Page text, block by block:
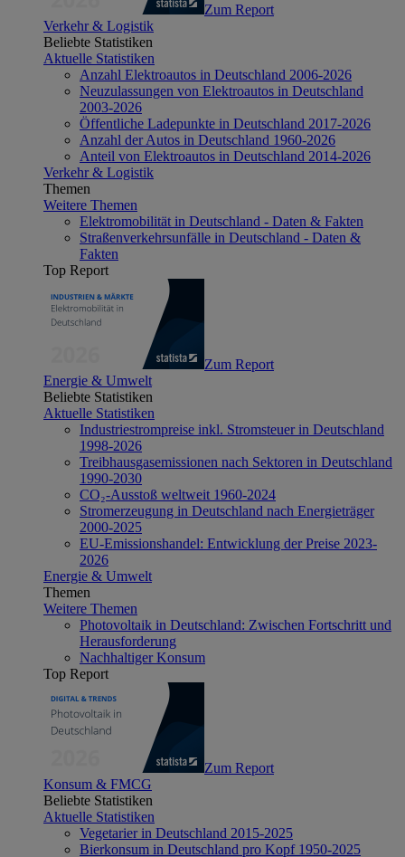
Zum Report
Verkehr & Logistik
Beliebte Statistiken
Aktuelle Statistiken
Anzahl Elektroautos in Deutschland 2006-2026
Neuzulassungen von Elektroautos in Deutschland
2003-2026
Öffentliche Ladepunkte in Deutschland 2017-2026
Anzahl der Autos in Deutschland 1960-2026
Anteil von Elektroautos in Deutschland 2014-2026
Verkehr & Logistik
Themen
Weitere Themen
Elektromobilität in Deutschland - Daten & Fakten
Straßenverkehrsunfälle in Deutschland - Daten &
Fakten
Top Report
Zum Report
Energie & Umwelt
Beliebte Statistiken
Aktuelle Statistiken
Industriestrompreise inkl. Stromsteuer in Deutschland
1998-2026
Treibhausgasemissionen nach Sektoren in Deutschland
1990-2030
CO₂-Ausstoß weltweit 1960-2024
Stromerzeugung in Deutschland nach Energieträger
2000-2025
EU-Emissionshandel: Entwicklung der Preise 2023-
2026
Energie & Umwelt
Themen
Weitere Themen
Photovoltaik in Deutschland: Zwischen Fortschritt und
Herausforderung
Nachhaltiger Konsum
Top Report
Zum Report
Konsum & FMCG
Beliebte Statistiken
Aktuelle Statistiken
Vegetarier in Deutschland 2015-2025
Bierkonsum in Deutschland pro Kopf 1950-2025